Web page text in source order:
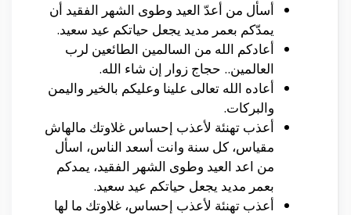
أسأل من أعدّ العيد وطوى الشهر الفقيد أن
يمدّكم بعمر مديد يجعل حياتكم عيد سعيد.
أعادكم الله من السالمين الطائعين لرب
العالمين.. حجاج زوار إن شاء الله.
أعاده الله تعالى علينا وعليكم بالخير واليمن
والبركات.
أعذب تهنئة لأعذب إحساس غلاوتك مالهاش
مقياس، كل سنة وانت أسعد الناس، اسأل
من اعد العيد وطوى الشهر الفقيد، يمدكم
بعمر مديد يجعل حياتكم عيد سعيد.
أعذب تهنئة لأعذب إحساس، غلاوتك ما لها